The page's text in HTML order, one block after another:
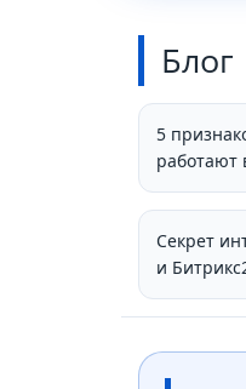
Блог
5
работают
Секрет
и